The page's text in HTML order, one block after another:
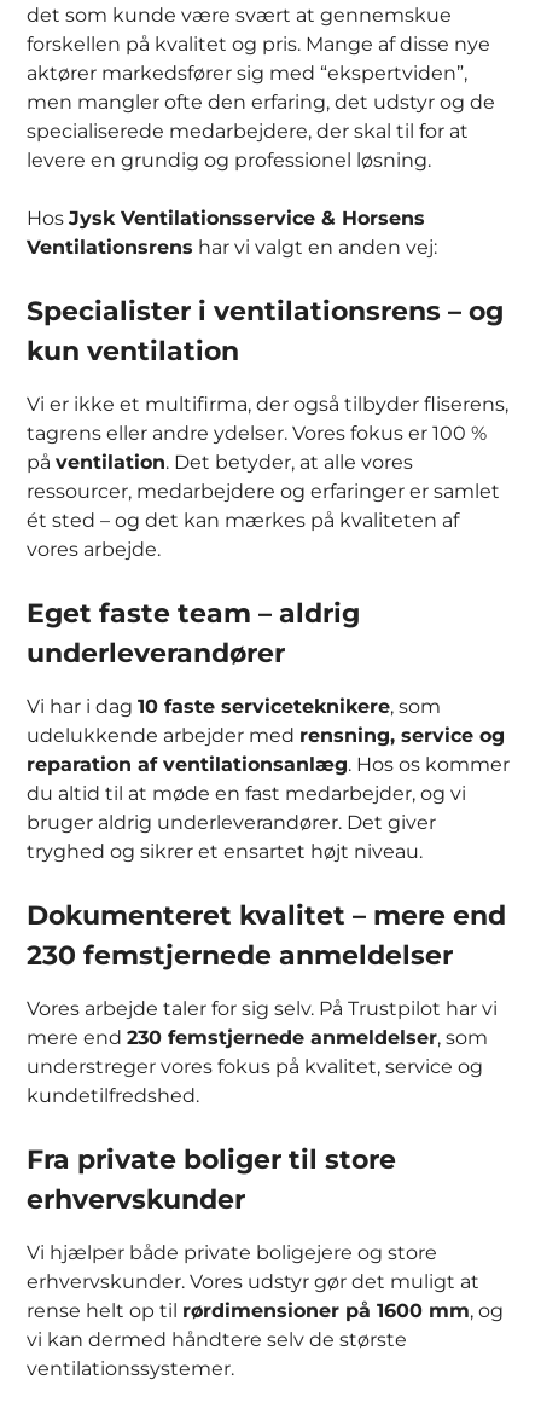
det som kunde være svært at gennemskue
forskellen på kvalitet og pris. Mange af disse nye
aktører markedsfører sig med “ekspertviden”,
men mangler ofte den erfaring, det udstyr og de
specialiserede medarbejdere, der skal til for at
levere en grundig og professionel løsning.
HosJysk Ventilationsservice & Horsens
Ventilationsrens har vi valgt en anden vej:
Specialister i ventilationsrens – og
kun ventilation
Vi er ikke et multifirma, der også tilbyder fliserens,
tagrens eller andre ydelser. Vores fokus er 100 %
påventilation. Det betyder, at alle vores
ressourcer, medarbejdere og erfaringer er samlet
ét sted – og det kan mærkes på kvaliteten af
vores arbejde.
Eget faste team – aldrig
underleverandører
Vi har i dag10 faste serviceteknikere, som
udelukkende arbejder med rensning, service og
reparation af ventilationsanlæg. Hos os kommer
du altid til at møde en fast medarbejder, og vi
bruger aldrig underleverandører. Det giver
tryghed og sikrer et ensartet højt niveau.
Dokumenteret kvalitet – mere end
230 femstjernede anmeldelser
Vores arbejde taler for sig selv. På Trustpilot har vi
mere end230 femstjernede anmeldelser, som
understreger vores fokus på kvalitet, service og
kundetilfredshed.
Fra private boliger til store
erhvervskunder
Vi hjælper både private boligejere og store
erhvervskunder. Vores udstyr gør det muligt at
rense helt op til rørdimensioner på 1600 mm, og
vi kan dermed håndtere selv de største
ventilationssystemer.